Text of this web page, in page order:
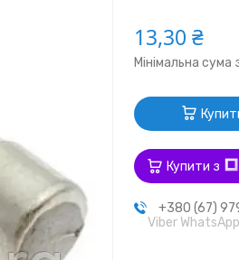
13,30 ₴
Мінімальна
Купити з
+380 (67)
Viber